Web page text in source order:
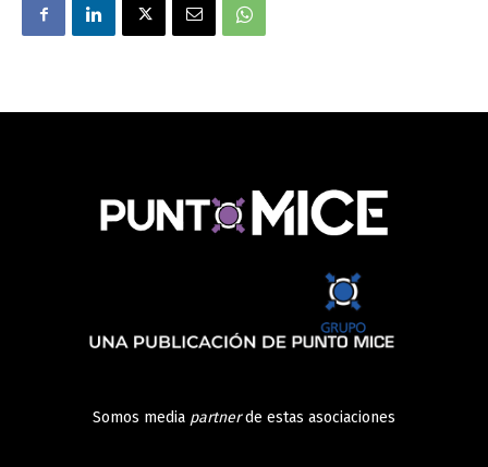
Somos media partnerde estas asociaciones